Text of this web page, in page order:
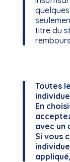
titre du
Toutes
En
avec un
Si vous